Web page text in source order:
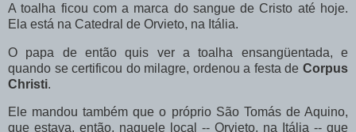
A toalha ficou com a marca do sangue de Cristo até hoje.
Ela está na Catedral de Orvieto, na Itália.
O papa de então quis ver a toalha ensangüentada, e
quando se certificou do milagre, ordenou a festa de Corpus
Christi.
Ele mandou também que o próprio São Tomás de Aquino,
que estava, então, naquele local -- Orvieto, na Itália -- que